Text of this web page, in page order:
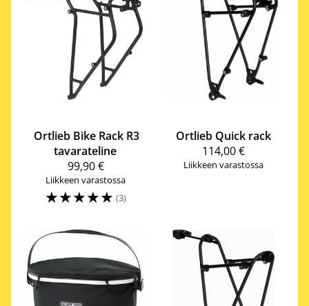
Ortlieb Bike Rack R3
tavarateline
99,90 €
Liikkeen varastossa
☆☆☆☆☆ (3)
Ortlieb Quick rack
114,00 €
Liikkeen varastossa